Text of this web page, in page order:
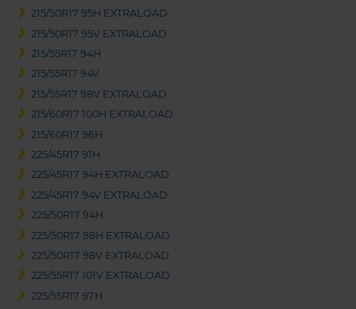
215/50R17 95H EXTRALOAD
215/50R17 95V EXTRALOAD
215/55R17 94H
215/55R17 94V
215/55R17 98V EXTRALOAD
215/60R17 100H EXTRALOAD
215/60R17 96H
225/45R17 91H
225/45R17 94H EXTRALOAD
225/45R17 94V EXTRALOAD
225/50R17 94H
225/50R17 98H EXTRALOAD
225/50R17 98V EXTRALOAD
225/55R17 101V EXTRALOAD
225/55R17 97H